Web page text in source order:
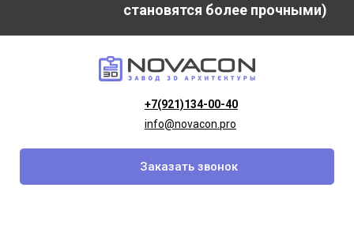
становятся более прочными)
+7(921)134-00-40
info@novacon.pro
Заказать звонок